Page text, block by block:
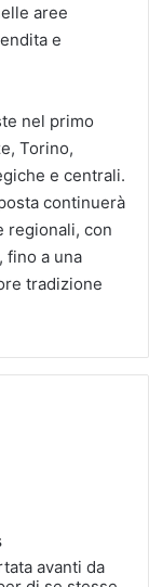
aree
e
nel primo
Torino,
e centrali.
continuerà
regionali, con
fino a una
tradizione
avanti da